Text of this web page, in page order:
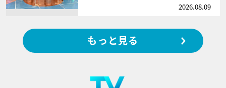
2026.08.09
もっと見る